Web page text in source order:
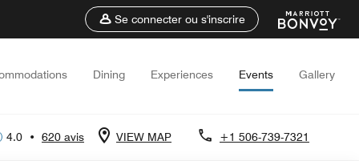
Se connecter ou s'inscrire
Dining Experiences Events Gallery
4.0 • 620 avis VIEW MAP +1 506-739-7321